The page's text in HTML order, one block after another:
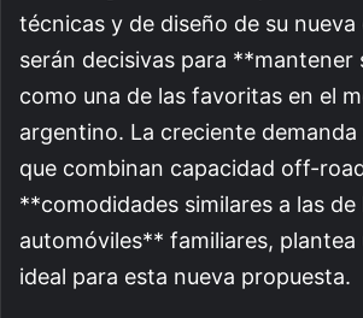
técnicas y de diseño de su
serán decisivas para **mantener
como una de las favoritas en el
argentino. La creciente demanda
que combinan capacidad off-
**comodidades similares a las de
automóviles** familiares, plantea
ideal para esta nueva propuesta.